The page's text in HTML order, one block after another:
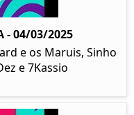
- 04/03/2025
e os Maruis, Sinho
e 7Kassio